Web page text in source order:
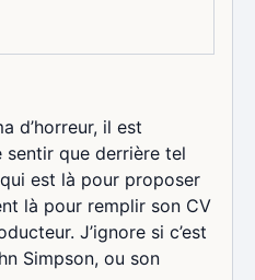
d’horreur, il est
que derrière tel
est là pour proposer
là pour remplir son CV
J’ignore si c’est
Simpson, ou son